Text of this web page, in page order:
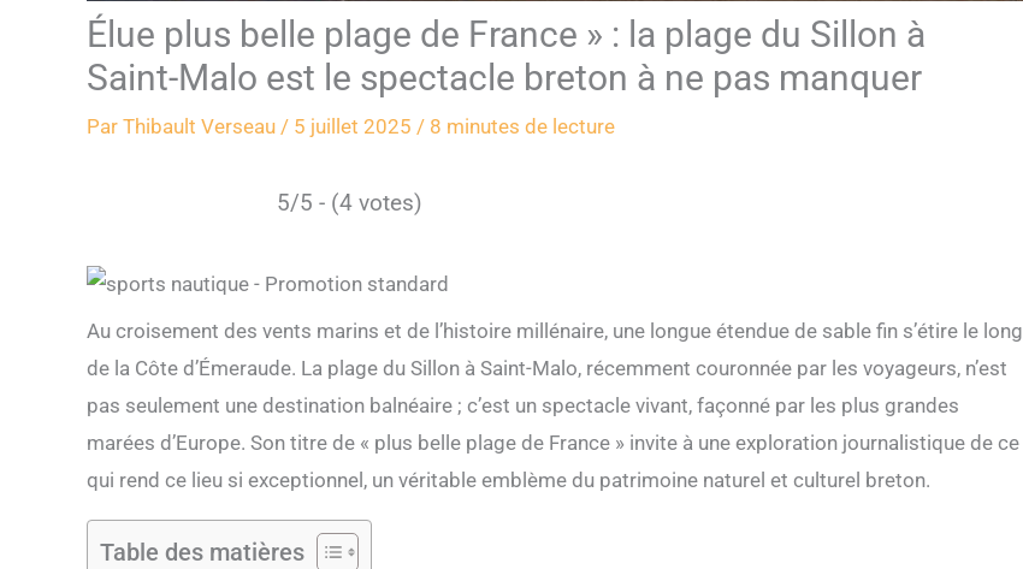
Élue plus belle plage de France » : la plage du Sillon à
Saint-Malo est le spectacle breton à ne pas manquer
Par Thibault Verseau / 5 juillet 2025 / 8 minutes de lecture
5/5 - (4 votes)
Au croisement des vents marins et de l’histoire millénaire, une longue étendue de sable fin s’étire le long
de la Côte d’Émeraude. La plage du Sillon à Saint-Malo, récemment couronnée par les voyageurs, n’est
pas seulement une destination balnéaire ; c’est un spectacle vivant, façonné par les plus grandes
marées d’Europe. Son titre de « plus belle plage de France » invite à une exploration journalistique de ce
qui rend ce lieu si exceptionnel, un véritable emblème du patrimoine naturel et culturel breton.
Table des matières